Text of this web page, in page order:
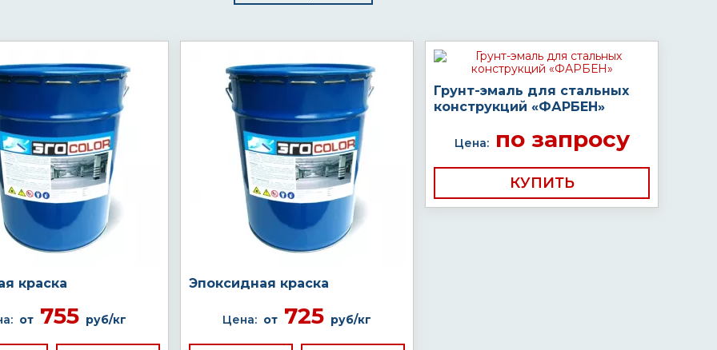
краска
от755 руб/кг
Эпоксидная краска
Цена: от 725 руб/кг
Грунт-эмаль для стальных
конструкций «ФАРБЕН»
Цена:по запросу
КУПИТЬ